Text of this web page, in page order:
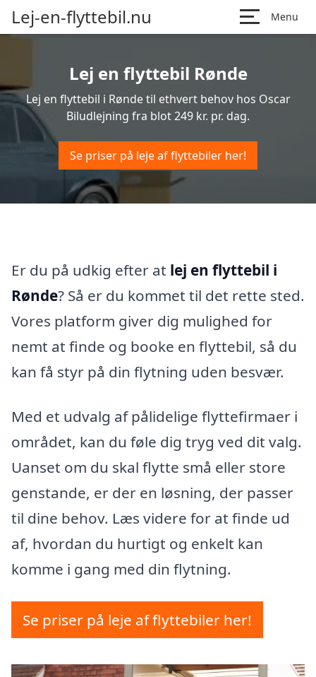
Lej-en-flyttebil.nu Menu
Lej en flyttebil Rønde
Lej en flyttebil i Rønde til ethvert behov hos Oscar
Biludlejning fra blot 249 kr. pr. dag.
Se priser på leje af flyttebiler her!
Er du på udkig efter at lej en flyttebil i
Rønde? Så er du kommet til det rette sted.
Vores platform giver dig mulighed for
nemt at finde og booke en flyttebil, så du
kan få styr på din flytning uden besvær.
Med et udvalg af pålidelige flyttefirmaer i
området, kan du føle dig tryg ved dit valg.
Uanset om du skal flytte små eller store
genstande, er der en løsning, der passer
til dine behov. Læs videre for at finde ud
af, hvordan du hurtigt og enkelt kan
komme i gang med din flytning.
Se priser på leje af flyttebiler her!